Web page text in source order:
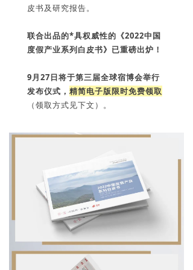
皮书及研究报告。
联合出品的*具权威性的《2022中国
度假产业系列白皮书》已重磅出炉！
9月27日将于第三届全球宿博会举行
发布仪式， 精简电子版限时免费领取
（领取方式见下文）。